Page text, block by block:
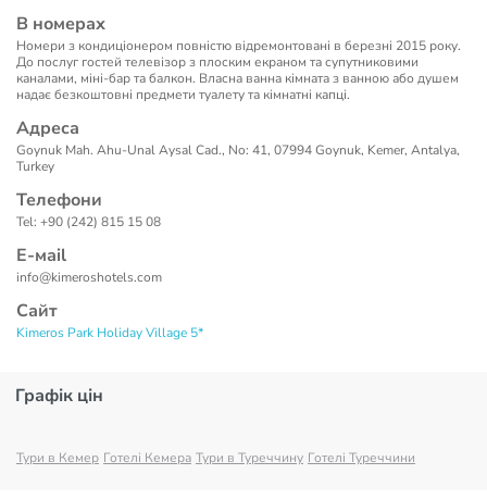
В номерах
Номери з кондиціонером повністю відремонтовані в березні 2015 року.
До послуг гостей телевізор з плоским екраном та супутниковими
каналами, міні-бар та балкон. Власна ванна кімната з ванною або душем
надає безкоштовні предмети туалету та кімнатні капці.
Адреса
Goynuk Mah. Ahu-Unal Aysal Cad., No: 41, 07994 Goynuk, Kemer, Antalya,
Turkey
Телефони
Tel: +90 (242) 815 15 08
Е-маil
info@kimeroshotels.com
Сайт
Kimeros Park Holiday Village 5*
Графік цін
Тури в Кемер Готелі Кемера Тури в Туреччину Готелі Туреччини